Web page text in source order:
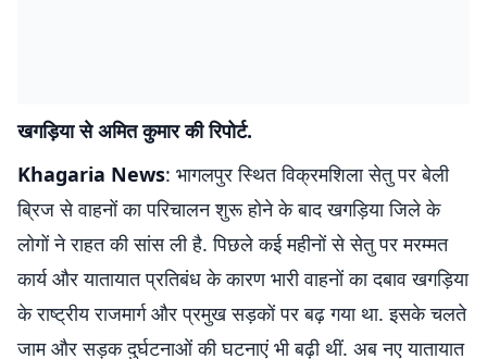
खगड़िया से अमित कुमार की रिपोर्ट.
Khagaria News: भागलपुर स्थित विक्रमशिला सेतु पर बेली
ब्रिज से वाहनों का परिचालन शुरू होने के बाद खगड़िया जिले के
लोगों ने राहत की सांस ली है. पिछले कई महीनों से सेतु पर मरम्मत
कार्य और यातायात प्रतिबंध के कारण भारी वाहनों का दबाव खगड़िया
के राष्ट्रीय राजमार्ग और प्रमुख सड़कों पर बढ़ गया था. इसके चलते
जाम और सड़क दुर्घटनाओं की घटनाएं भी बढ़ी थीं. अब नए यातायात